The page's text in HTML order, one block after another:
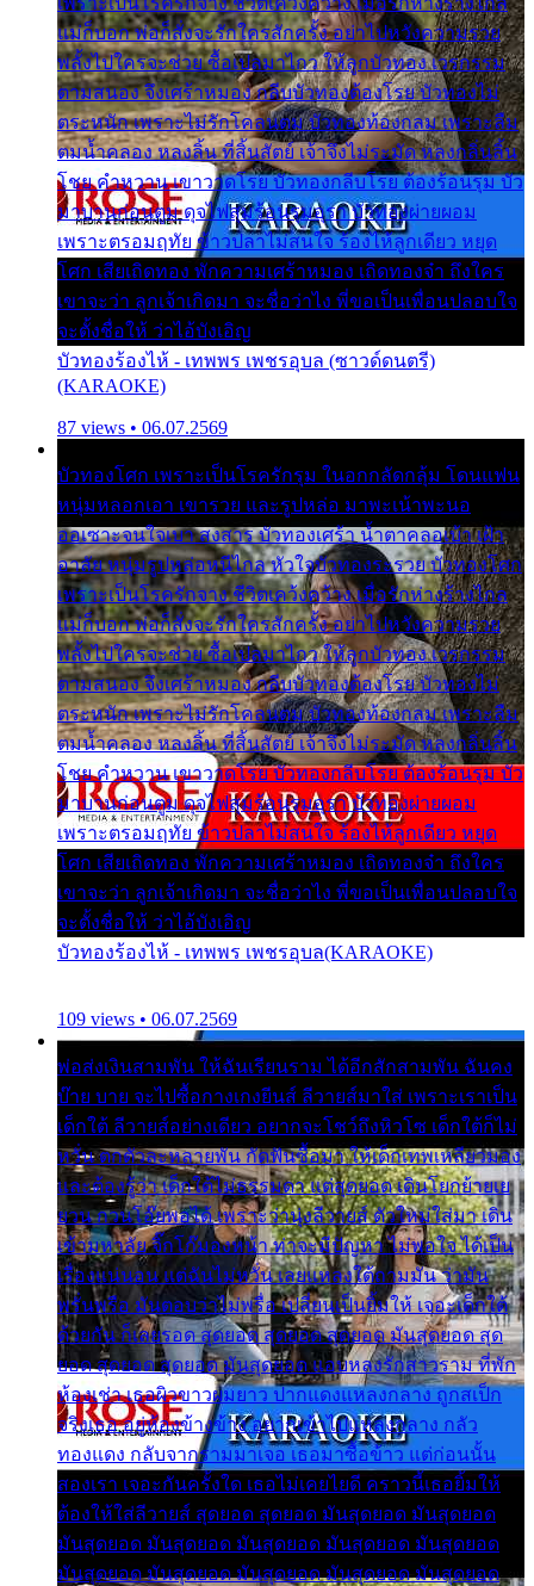
แม่ก็บอก พ่อก็สั่งจะรักใครสักครั้ง อย่าไปหวังความรวย
พลั้งไปใครจะช่วย ซื้อเปลมาไกว ให้ลูกบัวทอง เวรกรรม
ตามสนอง จึงเศร้าหมอง กลีบบัวทองต้องโรย บัวทองไม่
ตระหนัก เพราะไม่รักโคลนตม บัวทองท้องกลม เพราะลืม
ตมน้ำคลอง หลงลิ้น ที่สิ้นสัตย์ เจ้าจึงไม่ระมัด หลงกลิ่นลิ้น
โชย คำหวาน เขาวาดโรย บัวทองกลีบโรย ต้องร้อนรุม บัว
มาบานก่อนตูม ดุจไฟสุมร้อนรุมอุรา บัวทองผ่ายผอม
เพราะตรอมฤทัย ข้าวปลาไม่สนใจ ร้องไห้ลูกเดียว หยุด
โศก เสียเถิดทอง พักความเศร้าหมอง เถิดทองจ๋า ถึงใคร
เขาจะว่า ลูกเจ้าเกิดมา จะชื่อว่าไง พี่ขอเป็นเพื่อนปลอบใจ
จะตั้งชื่อให้ ว่าไอ้บังเอิญ
บัวทองร้องไห้ - เทพพร เพชรอุบล (ซาวด์ดนตรี)
(KARAOKE)
87 views • 06.07.2569
บัวทองโศก เพราะเป็นโรครักรุม ในอกกลัดกลุ้ม โดนแฟน
หนุ่มหลอกเอา เขารวย และรูปหล่อ มาพะเน้าพะนอ
ออเซาะจนใจเบา สงสาร บัวทองเศร้า น้ำตาคลอเบ้า เฝ้า
อาลัย หนุ่มรูปหล่อหนีไกล หัวใจบัวทองระรวย บัวทองโศก
เพราะเป็นโรครักจาง ชีวิตเคว้งคว้าง เมื่อรักห่างร้างไกล
แม่ก็บอก พ่อก็สั่งจะรักใครสักครั้ง อย่าไปหวังความรวย
พลั้งไปใครจะช่วย ซื้อเปลมาไกว ให้ลูกบัวทอง เวรกรรม
ตามสนอง จึงเศร้าหมอง กลีบบัวทองต้องโรย บัวทองไม่
ตระหนัก เพราะไม่รักโคลนตม บัวทองท้องกลม เพราะลืม
ตมน้ำคลอง หลงลิ้น ที่สิ้นสัตย์ เจ้าจึงไม่ระมัด หลงกลิ่นลิ้น
โชย คำหวาน เขาวาดโรย บัวทองกลีบโรย ต้องร้อนรุม บัว
มาบานก่อนตูม ดุจไฟสุมร้อนรุมอุรา บัวทองผ่ายผอม
เพราะตรอมฤทัย ข้าวปลาไม่สนใจ ร้องไห้ลูกเดียว หยุด
โศก เสียเถิดทอง พักความเศร้าหมอง เถิดทองจ๋า ถึงใคร
เขาจะว่า ลูกเจ้าเกิดมา จะชื่อว่าไง พี่ขอเป็นเพื่อนปลอบใจ
จะตั้งชื่อให้ ว่าไอ้บังเอิญ
บัวทองร้องไห้ - เทพพร เพชรอุบล(KARAOKE)
109 views • 06.07.2569
พ่อส่งเงินสามพัน ให้ฉันเรียนราม ได้อีกสักสามพัน ฉันคง
บ๊าย บาย จะไปซื้อกางเกงยีนส์ ลีวายส์มาใส่ เพราะเราเป็น
เด็กใต้ ลีวายส์อย่างเดียว อยากจะโชว์ถึงหิวโซ เด็กใต้ก็ไม่
หวั่น ตกตัวละหลายพัน กัดฟันซื้อมา ให้เด็กเทพเหลียวมอง
และต้องรู้ว่า เด็กใต้ไม่ธรรมดา แต่สุดยอด เดินโยกย้ายเย
ยวน กวนโอ๊ยพอได้ เพราะว่านุ่งลีวายส์ ตัวใหม่ใส่มา เดิน
เข้ามหาลัย จิ๊กโก๊มองหน้า ท่าจะมีปัญหา ไม่พอใจ ได้เป็น
เรื่องแน่นอน แต่ฉันไม่หวั่น เลยแหลงใต้ถามมัน ว่ามัน
พรั่นพรือ มันตอบว่าไม่พรื่อ เปลี่ยนเป็นยิ้มให้ เจอะเด็กใต้
ด้วยกัน ก็เลยรอด สุดยอด สุดยอด สุดยอด มันสุดยอด สุด
ยอด สุดยอด สุดยอด มันสุดยอด แอบหลงรักสาวราม ที่พัก
ห้องเช่า เธอผิวขาวผมยาว ปากแดงแหลงกลาง ถูกสเป็ก
จริงเธอ อยู่ห้องข้างข้าง อยากเข้าไปแหลงกลาง กลัว
ทองแดง กลับจากรามมาเจอ เธอมาซื้อข้าว แต่ก่อนนั้น
สองเรา เจอะกันครั้งใด เธอไม่เคยไยดี คราวนี้เธอยิ้มให้
ต้องให้ใส่ลีวายส์ สุดยอด สุดยอด มันสุดยอด มันสุดยอด
มันสุดยอด มันสุดยอด มันสุดยอด มันสุดยอด มันสุดยอด
มันสุดยอด มันสุดยอด มันสุดยอด มันสุดยอด มันสุดยอด